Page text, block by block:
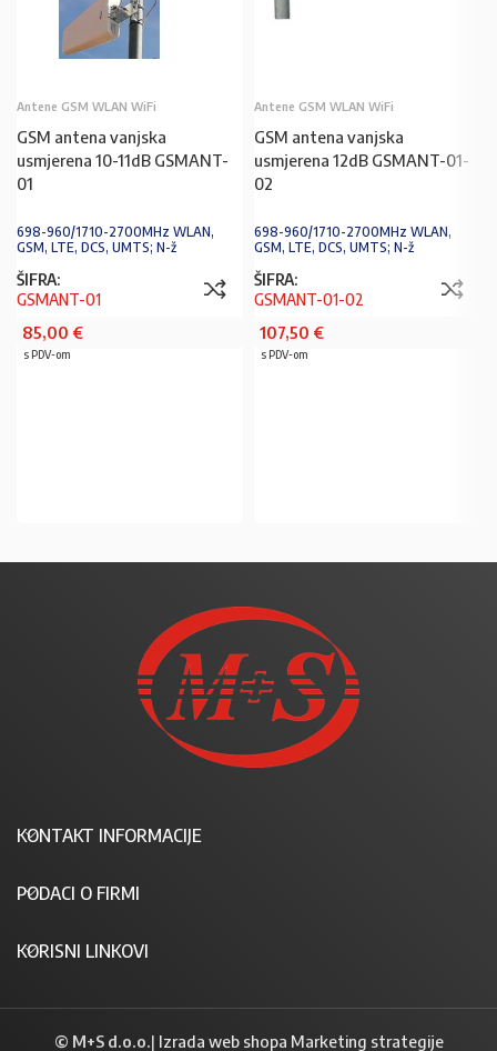
Antene GSM WLAN WiFi
GSM antena vanjska
usmjerena 10-11dB GSMANT-
01
698-960/1710-2700MHz WLAN,
GSM, LTE, DCS, UMTS; N-ž
ŠIFRA:
GSMANT-01
85,00 €
s PDV-om
Antene GSM WLAN WiFi
GSM antena vanjska
usmjerena 12dB GSMANT-01-
02
698-960/1710-2700MHz WLAN,
GSM, LTE, DCS, UMTS; N-ž
ŠIFRA:
GSMANT-01-02
107,50 €
s PDV-om
KONTAKT INFORMACIJE
PODACI O FIRMI
KORISNI LINKOVI
© M+S d.o.o.| Izrada web shopa Marketing strategije